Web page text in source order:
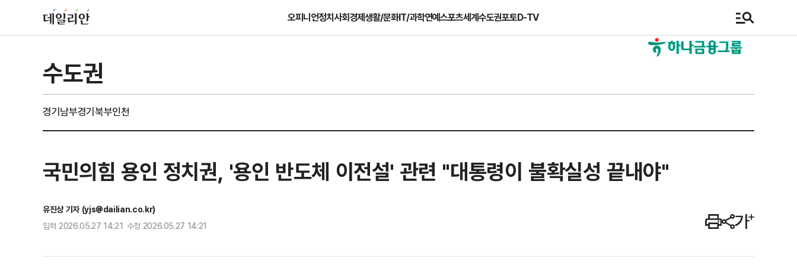
오피니언정치사회경제생활/문화IT/과학연예스포츠세계수도권포토D-TV
수도권
경기남부경기북부인천
국민의힘 용인 정치권, '용인 반도체 이전설' 관련 "대통령이 불확실성 끝내야"
유진상 기자 (yjs@dailian.co.kr)
입력 2026.05.27 14:21 수정 2026.05.27 14:21